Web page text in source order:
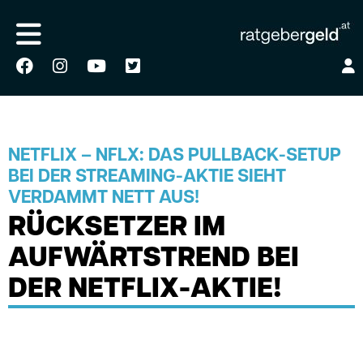
NETFLIX – NFLX: DAS PULLBACK-SETUP
BEI DER STREAMING-AKTIE SIEHT
VERDAMMT NETT AUS!
RÜCKSETZER IM
AUFWÄRTSTREND BEI
DER NETFLIX-AKTIE!